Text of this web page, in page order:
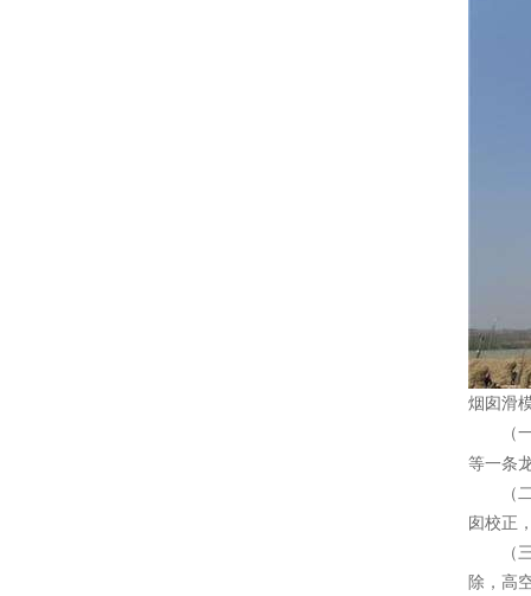
烟囱滑
（一
等一条
（二
囱校正
（三
除，高